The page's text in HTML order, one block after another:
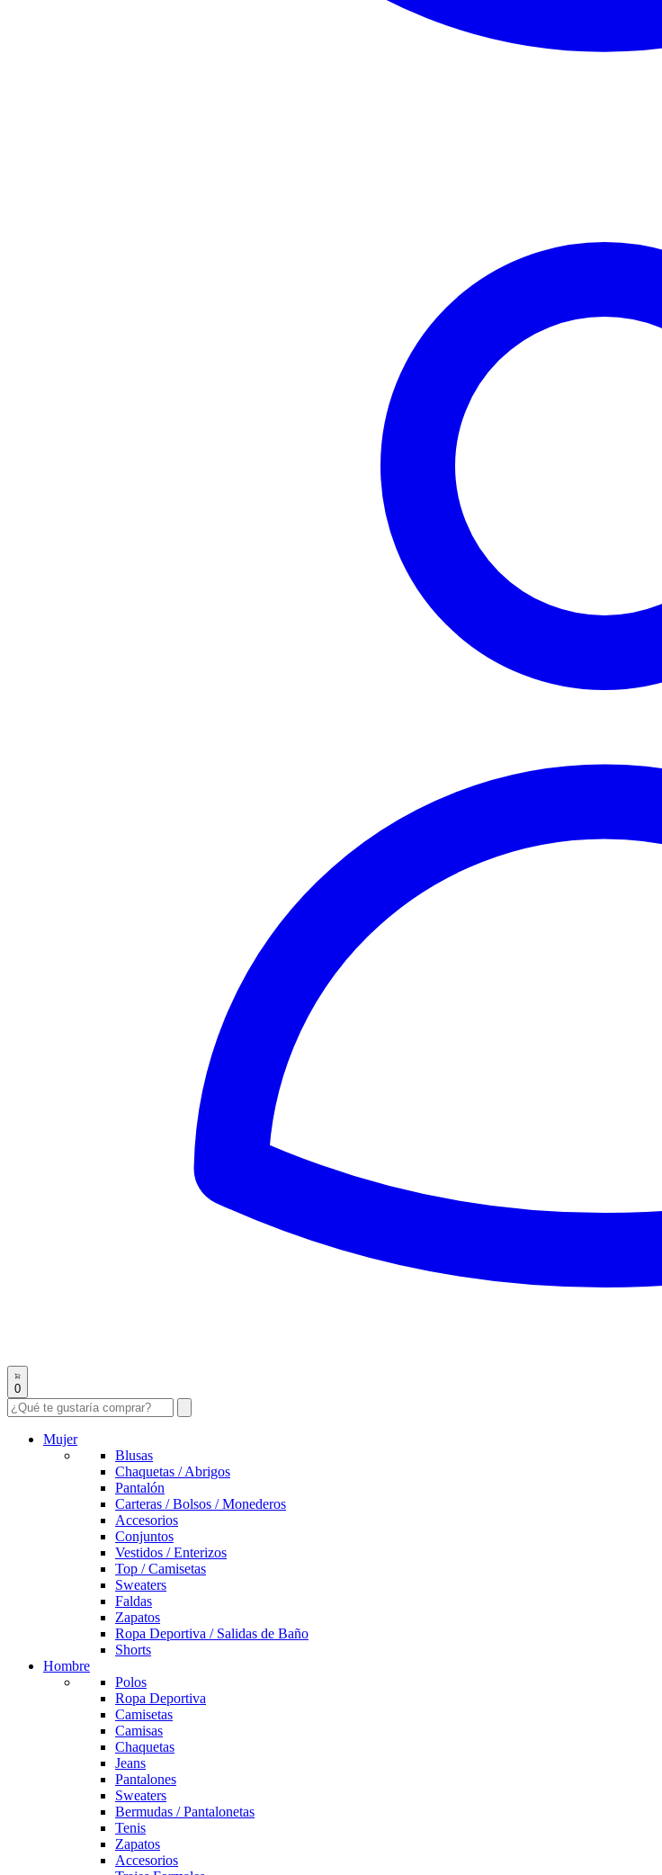
0
Mujer
Blusas
Chaquetas / Abrigos
Pantalón
Carteras / Bolsos / Monederos
Accesorios
Conjuntos
Vestidos / Enterizos
Top / Camisetas
Sweaters
Faldas
Zapatos
Ropa Deportiva / Salidas de Baño
Shorts
Hombre
Polos
Ropa Deportiva
Camisetas
Camisas
Chaquetas
Jeans
Pantalones
Sweaters
Bermudas / Pantalonetas
Tenis
Zapatos
Accesorios